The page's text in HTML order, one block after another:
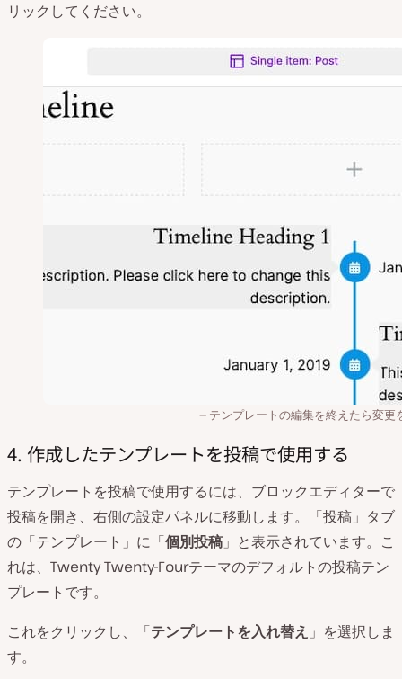
リックしてください。
テンプレートの編集を終えたら変更
4. 作成したテンプレートを投稿で使用する
テンプレートを投稿で使用するには、ブロックエディターで
投稿を開き、右側の設定パネルに移動します。「投稿」タブ
の「テンプレート」に「個別投稿 」と表示されています。こ
れは、Twenty Twenty-Fourテーマのデフォルトの投稿テン
プレートです。
これをクリックし、「テンプレートを入れ替え 」を選択しま
す。